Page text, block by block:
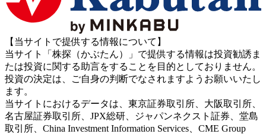
【当サイトで提供する情報について】
当サイト「株探（かぶたん）」で提供する情報は投資勧誘ま
たは投資に関する助言をすることを目的としておりません。
投資の決定は、ご自身の判断でなされますようお願いいたし
ます。
当サイトにおけるデータは、東京証券取引所、大阪取引所、
名古屋証券取引所、JPX総研、ジャパンネクスト証券、堂島
取引所、China Investment Information Services、CME Group